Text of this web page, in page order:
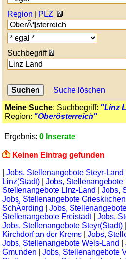
Region
PLZ
Suchbegriff
Suche löschen
Meine Suche: Suchbegriff: "Linz
Region: "Oberösterreich"
Ergebnis: 0 Inserate
Keinen Eintrag gefunden
Jobs, Stellenangebote Steyr-Land
Linz(Stadt)
Jobs, Stellenangebote
Stellenangebote Linz-Land
Jobs,
Jobs, Stellenangebote Grieskirchen
SchÃ¤rding
Jobs,
Stellenangebote Freistadt| Jobs,
Jobs, Stellenangebote Steyr(Stadt)
Kirchdorf an der Krems
Jobs,
Jobs, Stellenangebote Wels-Land
Gmunden
Jobs, Stellenangebote